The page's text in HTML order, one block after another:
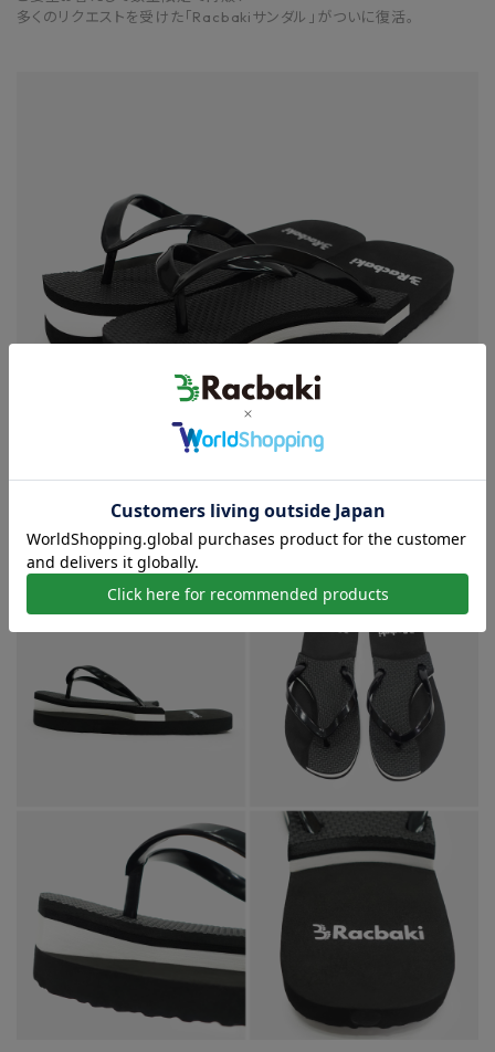
多くのリクエストを受けた「Racbakiサンダル」がついに復活。